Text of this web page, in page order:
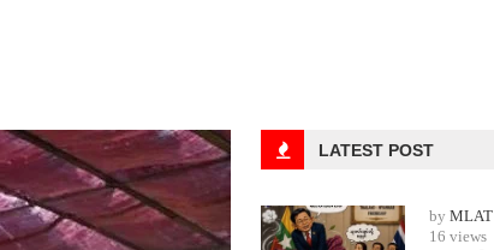
LATEST POST
by MLAT
16 views